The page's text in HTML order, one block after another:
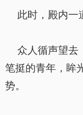
此时，殿内一
众人循声望去
笔挺的青年，眸
势。